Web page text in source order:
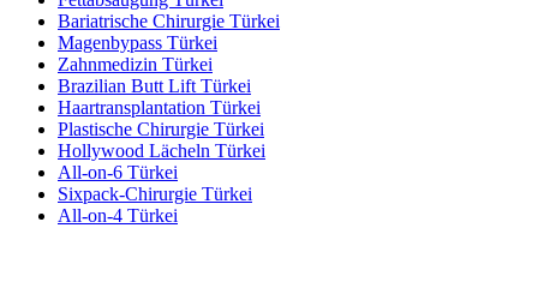
Bariatrische Chirurgie Türkei
Magenbypass Türkei
Zahnmedizin Türkei
Brazilian Butt Lift Türkei
Haartransplantation Türkei
Plastische Chirurgie Türkei
Hollywood Lächeln Türkei
All-on-6 Türkei
Sixpack-Chirurgie Türkei
All-on-4 Türkei